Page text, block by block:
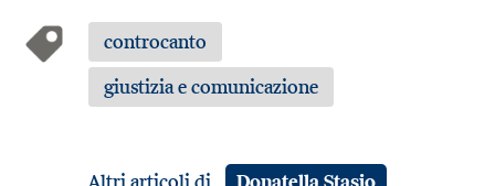
controcanto
giustizia e comunicazione